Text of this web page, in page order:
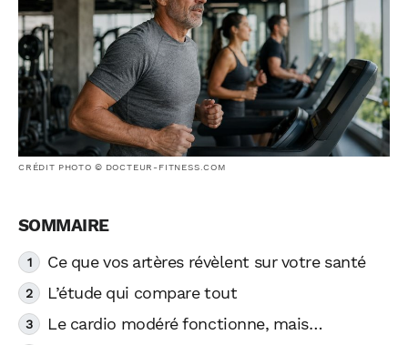
CRÉDIT PHOTO © DOCTEUR-FITNESS.COM
Ce que vos artères révèlent sur votre santé
L’étude qui compare tout
Le cardio modéré fonctionne, mais…